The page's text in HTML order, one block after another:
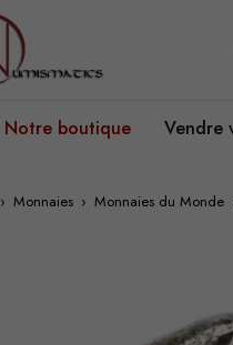
Notre boutique Vendre
› Monnaies › Monnaies du Monde